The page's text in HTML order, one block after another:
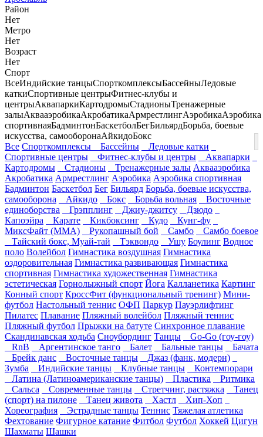
Район
Нет
Метро
Нет
Возраст
Нет
Спорт
ВсеИндийские танцыСпорткомплексыБассейныЛедовые
каткиСпортивные центрыФитнес-клубы и
центрыАквапаркиКартодромыСтадионыТренажерные
залыАквааэробикаАкробатикаАрмрестлингАэробикаАэробика
спортивнаяБадминтонБаскетболБегБильярдБорьба, боевые
искусства, самооборонаАйкидоБокс
Все Спорткомплексы Бассейны
Ледовые катки
Спортивные центры
Фитнес-клубы и центры
Аквапарки
Картодромы
Стадионы Тренажерные залы Аквааэробика
Акробатика Армрестлинг Аэробика Аэробика спортивная
Бадминтон Баскетбол Бег Бильярд Борьба, боевые искусства,
самооборона
Айкидо Бокс Борьба вольная
Восточные
единоборства
Грэпплинг Джиу-джитсу
Дзюдо
Капоэйра
Карате Кикбоксинг Кудо
Кунг-фу
МиксФайт (ММА)
Рукопашный бой Самбо
Самбо боевое
Тайский бокс, Муай-тай
Тэквондо Ушу Боулинг Водное
поло Волейбол Гимнастика воздушная Гимнастика
оздоровительная Гимнастика развивающая Гимнастика
спортивная Гимнастика художественная Гимнастика
эстетическая Горнолыжный спорт Йога Калланетика Картинг
Конный спорт КроссФит (функциональный тренинг) Мини-
футбол Настольный теннис ОФП Паркур Пауэрлифтинг
Пилатес Плавание Пляжный волейбол Пляжный теннис
Пляжный футбол Прыжки на батуте Синхронное плавание
Скандинавская ходьба Сноубординг Танцы
Go-Go (гоу-гоу)
RnB
Аргентинское танго Балет Бальные танцы
Бачата
Брейк данс
Восточные танцы
Джаз (фанк, модерн)
Зумба
Индийские танцы Клубные танцы
Контемпорари
Латина (Латиноамериканские танцы)
Пластика
Ритмика
Сальса
Современные танцы Стретчинг, растяжка
Танец
(спорт) на пилоне
Танец живота Хастл
Хип-Хоп
Хореография
Эстрадные танцы Теннис Тяжелая атлетика
Фехтование Фигурное катание Фитбол Футбол Хоккей Цигун
Шахматы Шашки